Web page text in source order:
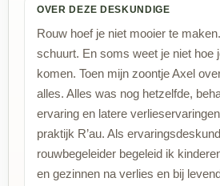
OVER DEZE DESKUNDIGE
Rouw hoef je niet mooier te
schuurt. En soms weet je niet hoe
komen. Toen mijn zoontje Axel
alles. Alles was nog hetzelfde,
ervaring en latere
praktijk R’au. Als
rouwbegeleider begeleid ik
en gezinnen na verlies en bij